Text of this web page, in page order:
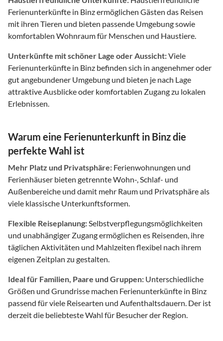
Ferienunterkünfte in Binz ermöglichen Gästen das Reisen
mit ihren Tieren und bieten passende Umgebung sowie
komfortablen Wohnraum für Menschen und Haustiere.
Unterkünfte mit schöner Lage oder Aussicht:Viele
Ferienunterkünfte in Binz befinden sich in angenehmer oder
gut angebundener Umgebung und bieten je nach Lage
attraktive Ausblicke oder komfortablen Zugang zu lokalen
Erlebnissen.
Warum eine Ferienunterkunft in Binz die
perfekte Wahl ist
Mehr Platz und Privatsphäre: Ferienwohnungen und
Ferienhäuser bieten getrennte Wohn-, Schlaf- und
Außenbereiche und damit mehr Raum und Privatsphäre als
viele klassische Unterkunftsformen.
Flexible Reiseplanung: Selbstverpflegungsmöglichkeiten
und unabhängiger Zugang ermöglichen es Reisenden, ihre
täglichen Aktivitäten und Mahlzeiten flexibel nach ihrem
eigenen Zeitplan zu gestalten.
Ideal für Familien, Paare und Gruppen: Unterschiedliche
Größen und Grundrisse machen Ferienunterkünfte in Binz
passend für viele Reisearten und Aufenthaltsdauern. Der ist
derzeit die beliebteste Wahl für Besucher der Region.